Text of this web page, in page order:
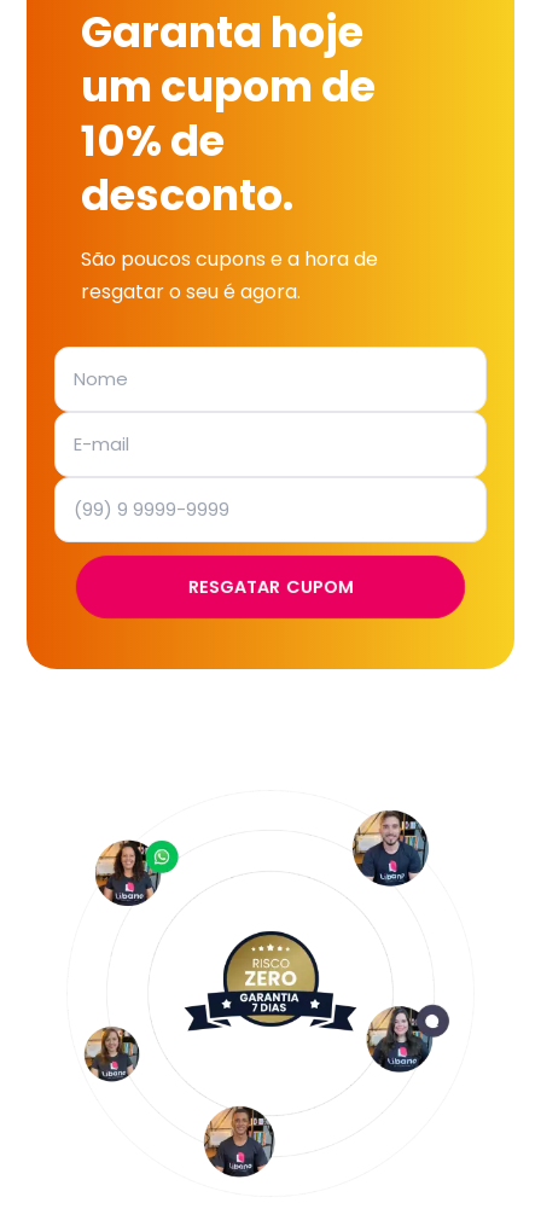
Garanta hoje
um cupom de
10% de
desconto.
São poucos cupons e a hora de
resgatar o seu é agora.
RESGATAR CUPOM